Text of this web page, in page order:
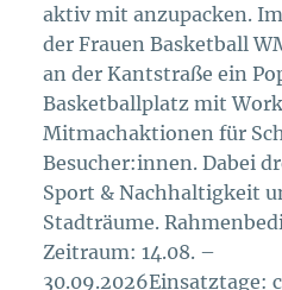
aktiv mit anzupacken.
der Frauen Basketball
an der Kantstraße ein
Basketballplatz mit
Mitmachaktionen für
Besucher:innen. Dabei
Sport & Nachhaltigkeit
Stadträume.
Zeitraum: 14.08. –
30.09.2026Einsatztage: